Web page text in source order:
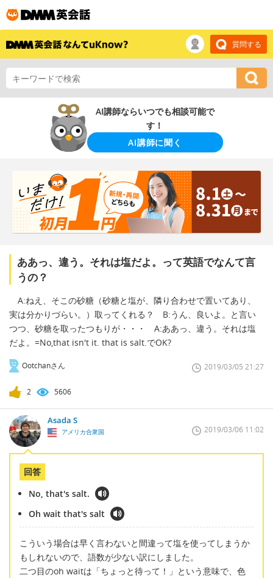
質問する
AI講師ならいつでも相談可能で
す！
AI講師に聞く
ああっ、違う。それは塩だよ。って英語でなんて言
うの？
A:ねえ、そこの砂糖（砂糖と塩が、隣り合わせで置いてあり、
実は分かりづらい。）取ってくれる？ B:うん、良いよ。と言い
つつ、砂糖を取ったつもりが・・・ A:ああっ、違う。それは塩
だよ。=No,that isn't it. that is salt.でOK?
Ootchanさん 2019/03/05 21:27
2 5606
Asada S
アメリカ合衆国 2019/03/06 11:02
回答
No, that's salt.
Oh wait that's salt
こういう場合は早く言わないと間違って塩を使ってしまうか
もしれないので、語数が少ない訳にしました。
二つ目のoh waitは「ちょっと待って！」という意味で、色